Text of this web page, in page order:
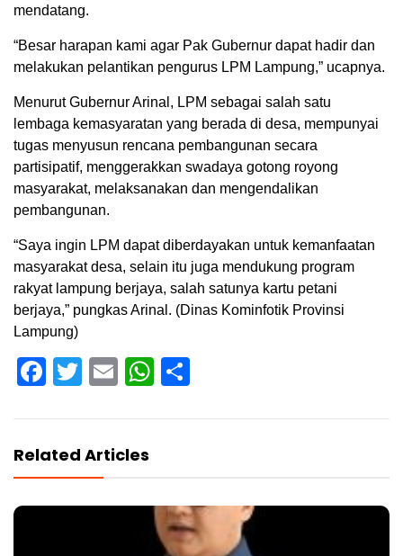
mendatang.
“Besar harapan kami agar Pak Gubernur dapat hadir dan
melakukan pelantikan pengurus LPM Lampung,” ucapnya.
Menurut Gubernur Arinal, LPM sebagai salah satu
lembaga kemasyaratan yang berada di desa, mempunyai
tugas menyusun rencana pembangunan secara
partisipatif, menggerakkan swadaya gotong royong
masyarakat, melaksanakan dan mengendalikan
pembangunan.
“Saya ingin LPM dapat diberdayakan untuk kemanfaatan
masyarakat desa, selain itu juga mendukung program
rakyat lampung berjaya, salah satunya kartu petani
berjaya,” pungkas Arinal. (Dinas Kominfotik Provinsi
Lampung)
Facebook
Twitter
EmailWhatsApp
Related Articles